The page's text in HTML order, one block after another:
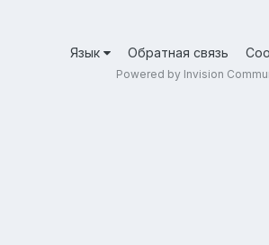
Язык Обратная связь
Powered by Invision